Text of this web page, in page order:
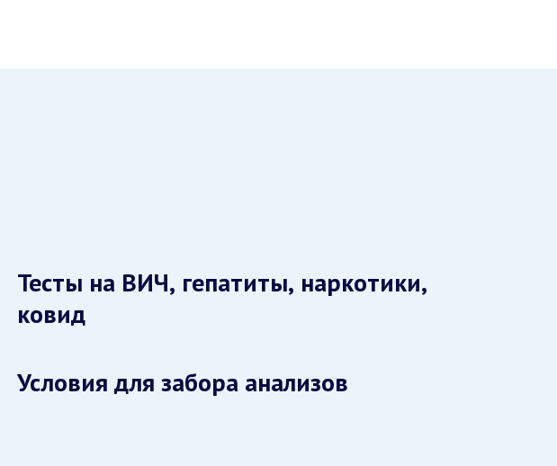
Тесты на ВИЧ, гепатиты, наркотики,
ковид
Условия для забора анализов